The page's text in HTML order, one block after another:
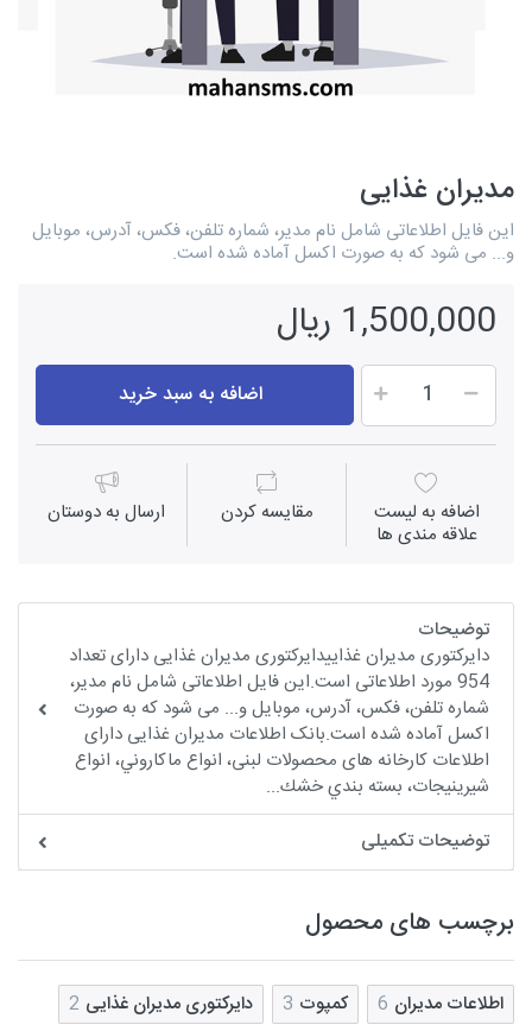
مدیران غذایی
این فایل اطلاعاتی شامل نام مدیر، شماره تلفن، فکس، آدرس، موبایل
و... می شود که به صورت اکسل آماده شده است.
1,500,000 ریال
اضافه به سبد خرید
اضافه به لیست
علاقه مندی ها
مقايسه كردن ارسال به دوستان
توضیحات
دایرکتوری مدیران غذاییدایرکتوری مدیران غذایی دارای تعداد
954 مورد اطلاعاتی است.این فایل اطلاعاتی شامل نام مدیر،
شماره تلفن، فکس، آدرس، موبایل و... می شود که به صورت
اکسل آماده شده است.بانک اطلاعات مدیران غذایی دارای
اطلاعات کارخانه های محصولات لبنی، انواع ماكاروني، انواع
شیرینیجات، بسته بندي خشك...
توضیحات تکمیلی
برچسب های محصول
اطلاعات مدیران 6 کمپوت 3 دایرکتوری مدیران غذایی 2